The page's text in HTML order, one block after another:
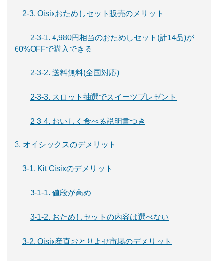
2-3. Oisixおためしセット販売のメリット
2-3-1. 4,980円相当のおためしセット(計14品)が
60%OFFで購入できる
2-3-2. 送料無料(全国対応)
2-3-3. スロット抽選でスイーツプレゼント
2-3-4. おいしく食べる説明書つき
3. オイシックスのデメリット
3-1. Kit Oisixのデメリット
3-1-1. 値段が高め
3-1-2. おためしセットの内容は選べない
3-2. Oisix産直おとりよせ市場のデメリット